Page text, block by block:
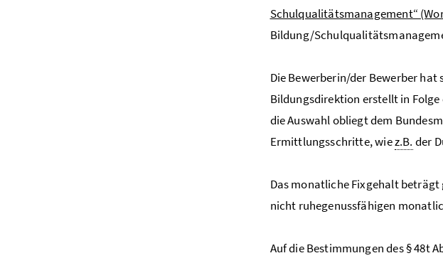
Schulqualitätsmanagement“
Bildung/
Die Bewerberin/der Bewerber
Bildungsdirektion erstellt in Folge
die Auswahl obliegt dem
Ermittlungsschritte, wiez.B. der
Das monatliche Fixgehalt beträgt
nicht ruhegenussfähigen
Auf die Bestimmungen des § 48t